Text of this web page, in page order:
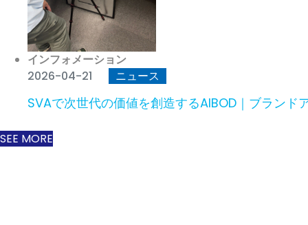
インフォメーション
2026-04-21
ニュース
SVAで次世代の価値を創造するAIBOD｜ブラン
SEE MORE